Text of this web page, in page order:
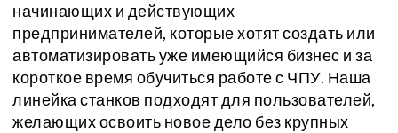
начинающих и действующих
предпринимателей, которые хотят создать или
автоматизировать уже имеющийся бизнес и за
короткое время обучиться работе с ЧПУ. Наша
линейка станков подходят для пользователей,
желающих освоить новое дело без крупных